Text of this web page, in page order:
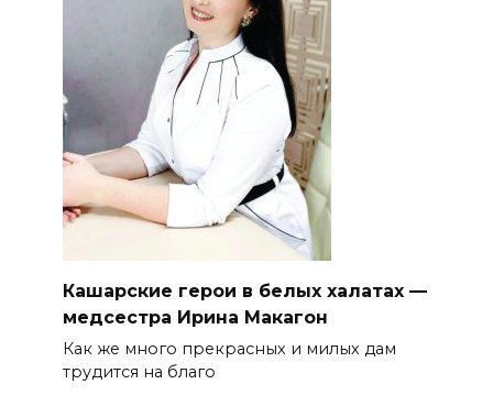
Кашарские герои в белых халатах —
медсестра Ирина Макагон
Как же много прекрасных и милых дам
трудится на благо